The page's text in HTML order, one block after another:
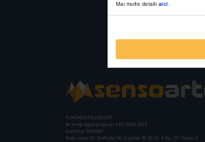
Mai multe detalii aici
FUNDATIA FILDAS ART
Nr inreg registrul special: 4 PJ/ 29.01.2013
Cod fiscal: 9164384
Sediu social: Str. Delfinului, Nr. 6, parter Bl. 42, Sc. 4, Ap. 197, Sector 2